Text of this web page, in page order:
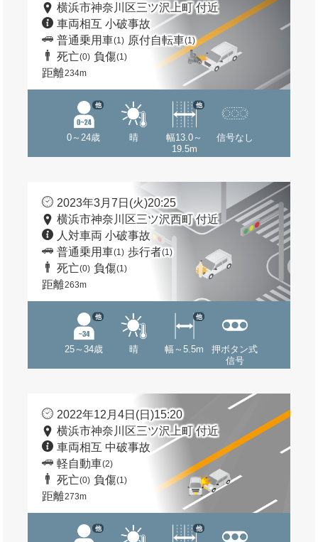
横浜市神奈川区三ツ沢上町 付近
車両相互 小破事故
普通乗用車(1) 原付自転車(1)
死亡(0) 負傷(1)
距離234m
0～24歳
他
晴
幅13.0～
19.5m
他
信号なし
2023年3月7日(火)20:25
横浜市神奈川区三ツ沢西町 付近
人対車両 小破事故
普通乗用車(1) 歩行者(1)
死亡(0) 負傷(1)
距離263m
25～34歳
他
晴 幅～5.5m
他
押ボタン式
信号
2022年12月4日(日)15:20
横浜市神奈川区三ツ沢上町 付近
車両相互 中破事故
軽自動車(2)
死亡(0) 負傷(1)
距離273m
他 他